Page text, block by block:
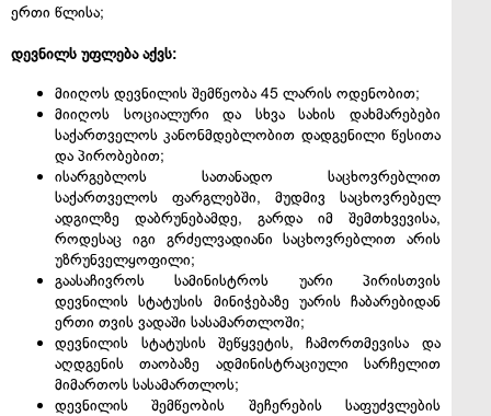
ერთი წლისა;
დევნილს უფლება აქვს:
მიიღოს დევნილის შემწეობა 45 ლარის ოდენობით;
მიიღოს სოციალური და სხვა სახის დახმარებები
საქართველოს კანონმდებლობით დადგენილი წესითა
და პირობებით;
ისარგებლოს სათანადო საცხოვრებლით
საქართველოს ფარგლებში, მუდმივ საცხოვრებელ
ადგილზე დაბრუნებამდე, გარდა იმ შემთხვევისა,
როდესაც იგი გრძელვადიანი საცხოვრებლით არის
უზრუნველყოფილი;
გაასაჩივროს სამინისტროს უარი პირისთვის
დევნილის სტატუსის მინიჭებაზე უარის ჩაბარებიდან
ერთი თვის ვადაში სასამართლოში;
დევნილის სტატუსის შეწყვეტის, ჩამორთმევისა და
აღდგენის თაობაზე ადმინისტრაციული სარჩელით
მიმართოს სასამართლოს;
დევნილის შემწეობის შეჩერების საფუძვლების